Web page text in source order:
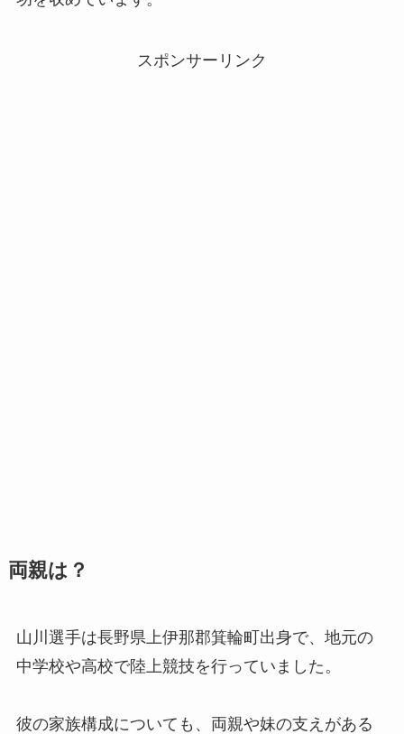
スポンサーリンク
両親は？
山川選手は長野県上伊那郡箕輪町出身で、地元の
中学校や高校で陸上競技を行っていました。
彼の家族構成についても、両親や妹の支えがある